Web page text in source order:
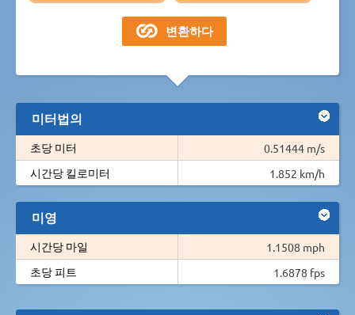
미터법의
초당 미터
0.51444 m/s
시간당 킬로미터
1.852 km/h
미영
시간당 마일
1.1508 mph
초당 피트
1.6878 fps